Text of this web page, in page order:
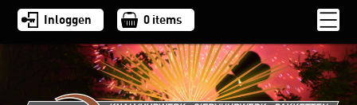
Inloggen 0 items